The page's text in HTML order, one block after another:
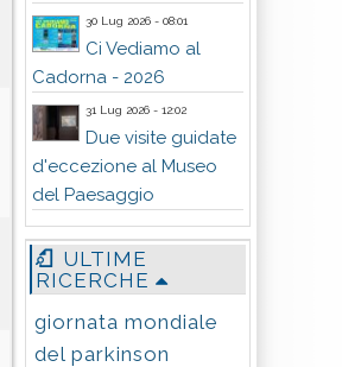
30 Lug 2026 - 08:01
Ci Vediamo al
Cadorna - 2026
31 Lug 2026 - 12:02
Due visite guidate
d'eccezione al Museo
del Paesaggio
ULTIME
RICERCHE
giornata mondiale
del parkinson